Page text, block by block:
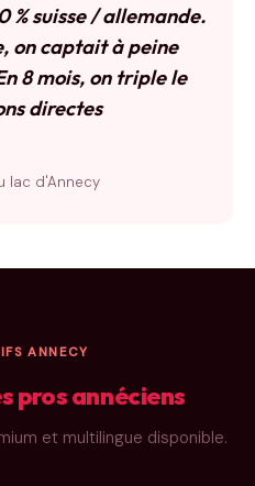
% suisse / allemande.
on captait à peine
8 mois, on triple le
directes
lac d'Annecy
ANNECY
pros annéciens
et multilingue disponible.